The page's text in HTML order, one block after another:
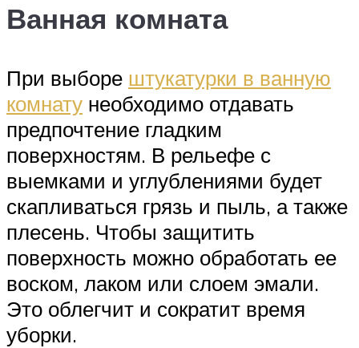
Ванная комната
При выборе штукатурки в ванную
комнату необходимо отдавать
предпочтение гладким
поверхностям. В рельефе с
выемками и углублениями будет
скапливаться грязь и пыль, а также
плесень. Чтобы защитить
поверхность можно обработать ее
воском, лаком или слоем эмали.
Это облегчит и сократит время
уборки.